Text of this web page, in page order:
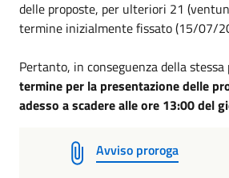
delle proposte, per ulteriori 21
termine inizialmente fissato (15/07/
Pertanto, in conseguenza della stessa
termine per la presentazione delle
adesso ascadere alle ore 13:00 del
Avviso proroga